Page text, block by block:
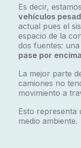
Es decir,
vehículos
actual pues el
espacio de la
dos fuentes:
pase por encima
La mejor parte
camiones no
movimiento a
Esto representa
medio ambiente.